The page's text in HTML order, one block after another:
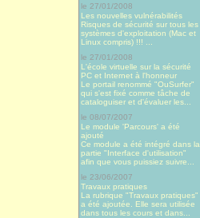
le 27/01/2008
Les nouvelles vulnérabilités
Risques de sécurité sur tous les
systèmes d'exploitation (Mac et
Linux compris) !!! ...
le 27/01/2008
L'école virtuelle sur la sécurité
PC et Internet à l'honneur
Le portail renommé "OuSurfer"
qui s'est fixé comme tâche de
cataloguiser et d'évaluer les...
le 08/07/2007
Le module 'Parcours' a été
ajouté
Ce module a été intégré dans la
partie "Interface d'utilisation"
afin que vous puissiez suivre...
le 23/06/2007
Travaux pratiques
La rubrique "Travaux pratiques"
a été ajoutée. Elle sera utilisée
dans tous les cours et dans...